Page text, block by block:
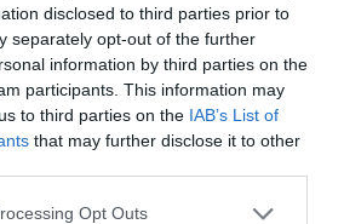
disclosed to third parties prior to
separately opt-out of the further
information by third parties on the
participants. This information may
to third parties on the IAB’s List of
that may further disclose it to other
Opt Outs
ficção
com
uma acção sem
ao espectador de tirar
da cadeira, para recuperar